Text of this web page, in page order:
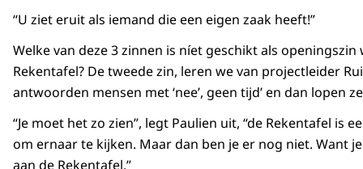
“U ziet eruit als iemand die een eigen zaak heeft!”
Welke van deze 3 zinnen is níet geschikt als
Rekentafel? De tweede zin, leren we van projectleider
antwoorden mensen met ‘nee’, geen tijd’ en dan lopen
“Je moet het zo zien”, legt Paulien uit, “de Rekentafel
om ernaar te kijken. Maar dan ben je er nog niet. Want
aan de Rekentafel.”